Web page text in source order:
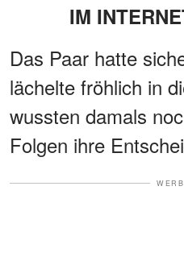
IM
Das Paar hatte
lächelte fröhlich in
wussten damals
Folgen ihre